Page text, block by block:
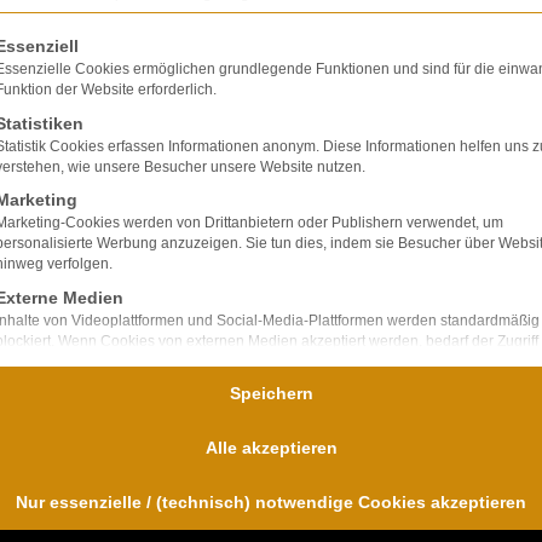
ausschließlich
verfügen über
Unfallfolgen und
uns im
eine Liste der Service-Gruppen, für die eine
Cookies ermöglichen grundlegende Funktionen und sind für die
der Website erforderlich.
Cookies erfassen Informationen anonym. Diese Informationen helfen uns
wie unsere Besucher unsere Website nutzen.
Cookies werden von Drittanbietern oder Publishern verwendet, um
Werbung anzuzeigen. Sie tun dies, indem sie Besucher über
verfolgen.
Medien
von Videoplattformen und Social-Media-Plattformen werden standardmäßig
Wenn Cookies von externen Medien akzeptiert werden, bedarf der Zugriff
Speichern
Alle akzeptieren
Nur essenzielle / (technisch) notwendige Cookies akzeptieren